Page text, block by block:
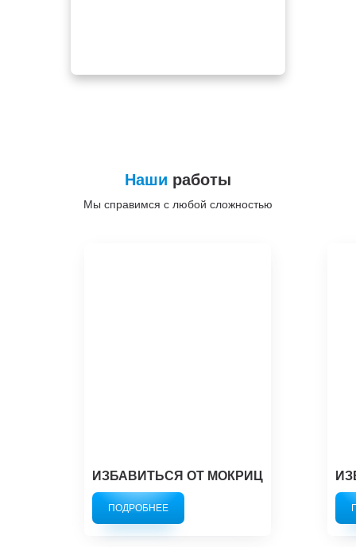
Наши работы
Мы справимся с любой сложностью
ИЗБАВИТЬСЯ ОТ МОКРИЦ
ПОДРОБНЕЕ